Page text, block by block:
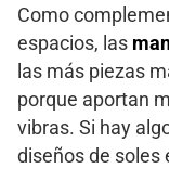
Como
espacios, las
las más piezas
porque aportan
vibras. Si hay
diseños de soles